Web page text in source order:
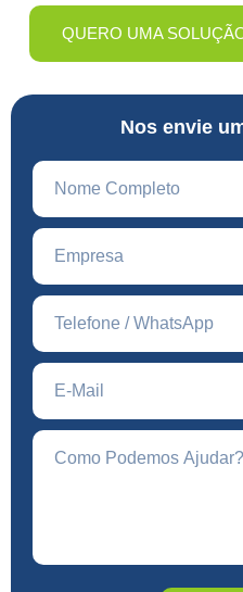
QUERO UMA
Nos envie